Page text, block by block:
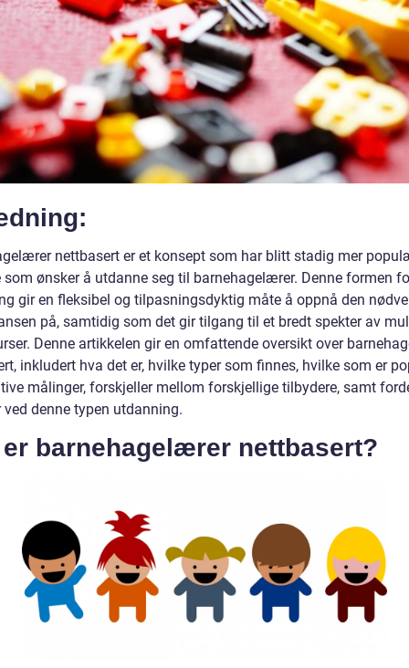
nettbasert er et konsept som har blitt stadig mer
som ønsker å utdanne seg til barnehagelærer. Denne formen
gir en fleksibel og tilpasningsdyktig måte å oppnå den
på, samtidig som det gir tilgang til et bredt spekter av
Denne artikkelen gir en omfattende oversikt over
inkludert hva det er, hvilke typer som finnes, hvilke som er
målinger, forskjeller mellom forskjellige tilbydere, samt
ved denne typen utdanning.
er barnehagelærer nettbasert?